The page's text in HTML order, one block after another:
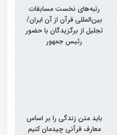
رتبه‌های نخست مسابقات
بین‌المللی قرآن از آن ایران/
تجلیل از برگزیدگان با حضور
رئیس جمهور
باید متن زندگی را بر اساس
معارف قرآنی چیدمان کنیم